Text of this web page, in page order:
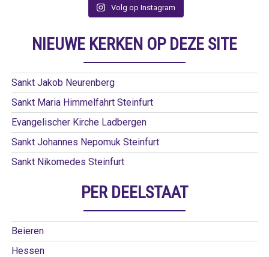
Volg op Instagram
NIEUWE KERKEN OP DEZE SITE
Sankt Jakob Neurenberg
Sankt Maria Himmelfahrt Steinfurt
Evangelischer Kirche Ladbergen
Sankt Johannes Nepomuk Steinfurt
Sankt Nikomedes Steinfurt
PER DEELSTAAT
Beieren
Hessen